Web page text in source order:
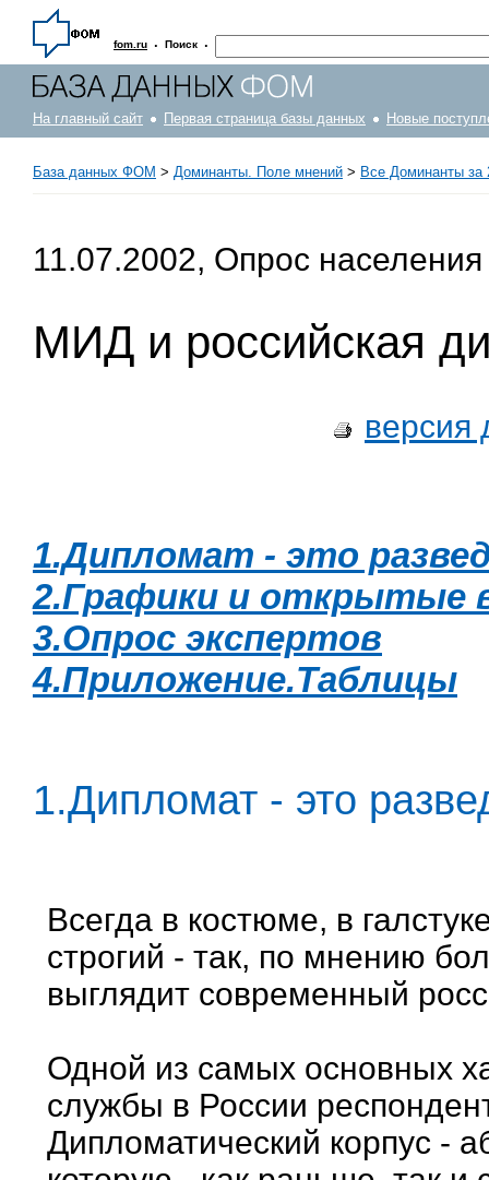
fom.ru · Поиск ·
На главный сайт Первая страница базы данных Новые
База данных ФОМ > Доминанты. Поле мнений > Все Доминанты за
11.07.2002, Опрос населения
МИД и российская
версия
1.Дипломат - это
2.Графики и открытые
3.Опрос экспертов
4.Приложение.Таблицы
1.Дипломат - это
Всегда в костюме, в
строгий - так, по мнению
выглядит современный
Одной из самых основных
службы в России
Дипломатический корпус -